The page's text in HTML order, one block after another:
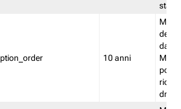
stato
10 anni
delle